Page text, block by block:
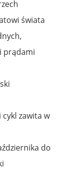
świata
prądami
zawita w
do